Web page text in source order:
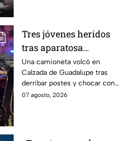
Tres jóvenes heridos
tras aparatosa
volcadura en Tepeyac
Insurgentes y operativo
en la Juárez, mientras
dormía
Una camioneta volcó en
Calzada de Guadalupe tras
derribar postes y chocar con
un árbol, dejando a tres
07 agosto, 2026